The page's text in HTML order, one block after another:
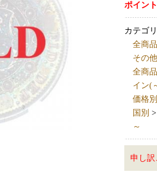
ポイン
カテゴリ
全商
その他
全商
イン(
価格別
国別 >
～
申し訳